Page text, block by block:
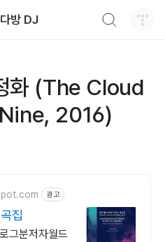
방 DJ
화 (The Cloud
2016)
광고
집
그분저자월드